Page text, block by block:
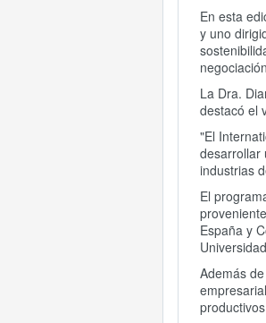
En esta
y uno
La Dra.
destacó el
"El
desarrollar
industrias
El
España y
Además